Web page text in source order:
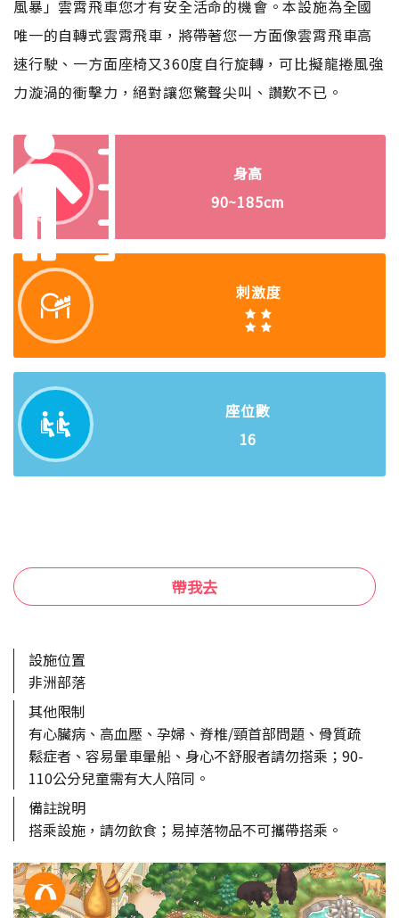
風暴」雲霄飛車您才有安全活命的機會。本設施為全國
唯一的自轉式雲霄飛車，將帶著您一方面像雲霄飛車高
速行駛、一方面座椅又360度自行旋轉，可比擬龍捲風強
力漩渦的衝擊力，絕對讓您驚聲尖叫、讚歎不已。
身高
90~185cm
刺激度
座位數
16
帶我去
設施位置
非洲部落
其他限制
有心臟病、高血壓、孕婦、脊椎/頸首部問題、骨質疏
鬆症者、容易暈車暈船、身心不舒服者請勿搭乘；90-
110公分兒童需有大人陪同。
備註說明
搭乘設施，請勿飲食；易掉落物品不可攜帶搭乘。